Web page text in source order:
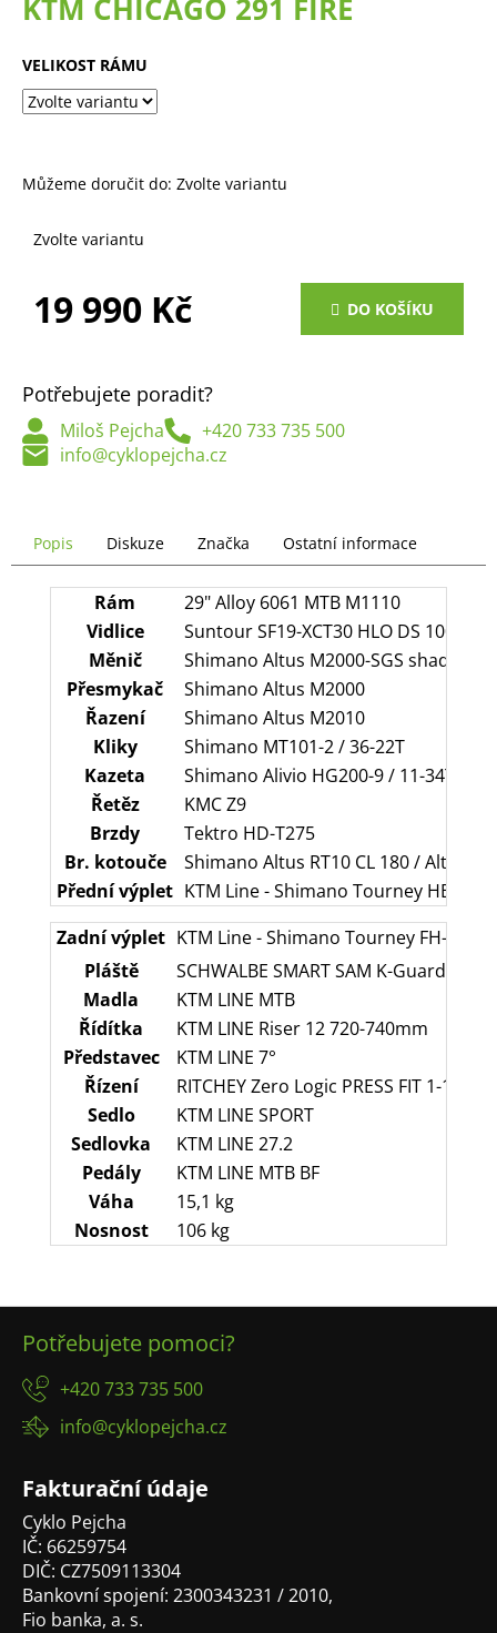
KTM CHICAGO 291 FIRE
VELIKOST RÁMU
Můžeme doručit do: Zvolte variantu
Zvolte variantu
19 990 Kč DO KOŠÍKU
Potřebujete poradit?
Miloš Pejcha
+420 733 735 500
info@cyklopejcha.cz
Popis Diskuze Značka Ostatní informace
Rám
29" Alloy 6061 MTB M1110
Vidlice
Suntour SF19-XCT30 HLO DS 100
Měnič
Shimano Altus M2000-SGS shadow
Přesmykač
Shimano Altus M2000
Řazení
Shimano Altus M2010
Kliky
Shimano MT101-2 / 36-22T
Kazeta
Shimano Alivio HG200-9 / 11-34T
Řetěz
KMC Z9
Brzdy
Tektro HD-T275
Br. kotouče
Shimano Altus RT10 CL 180 / Altus
Přední výplet KTM Line - Shimano Tourney HB-
Zadní výplet KTM Line - Shimano Tourney FH-
Pláště
SCHWALBE SMART SAM K-Guard 57-
Madla
KTM LINE MTB
Řídítka
KTM LINE Riser 12 720-740mm
Představec
KTM LINE 7°
Řízení
RITCHEY Zero Logic PRESS FIT 1-1/8"
Sedlo
KTM LINE SPORT
Sedlovka
KTM LINE 27.2
Pedály
KTM LINE MTB BF
Váha
15,1 kg
Nosnost
106 kg
a
j
í
t
p
o
r
e
Z
Potřebujete pomoci?
+420 733 735 500
info@cyklopejcha.cz
Fakturační údaje
Cyklo Pejcha
IČ: 66259754
DIČ: CZ7509113304
Bankovní spojení: 2300343231 / 2010,
Fio banka, a. s.